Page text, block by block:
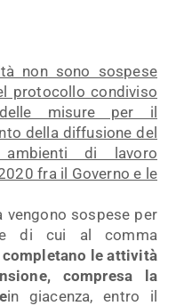
non sono sospese
protocollo condiviso
delle misure per il
della diffusione del
di lavoro
fra il Governo e le
vengono sospese per
di cui al comma
completano le attività
compresa la
in giacenza, entro il